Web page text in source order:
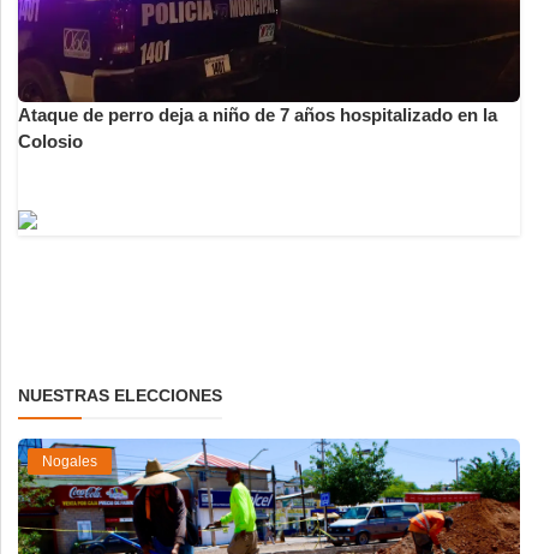
Ataque de perro deja a niño de 7 años hospitalizado en la
Colosio
NUESTRAS ELECCIONES
Nogales